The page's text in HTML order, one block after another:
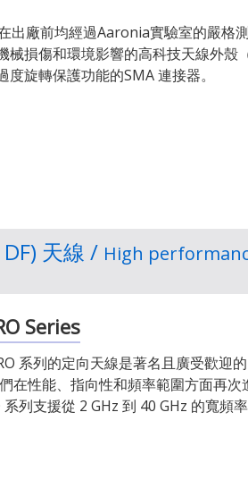
出廠前均經過Aaronia實驗室的嚴格
械損傷和環境影響的高科技天線外殼
旋轉保護功能的SMA 連接器。
天線 / High
Series
系列的定向天線是著名且廣受歡迎
在性能、指向性和頻率範圍方面再次
列支援從 2 GHz 到 40 GHz 的寬頻率